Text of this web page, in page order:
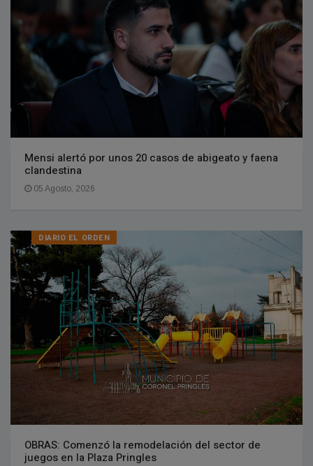
Mensi alertó por unos 20 casos de abigeato y faena
clandestina
05 Agosto, 2026
DIARIO EL ORDEN
OBRAS: Comenzó la remodelación del sector de
juegos en la Plaza Pringles